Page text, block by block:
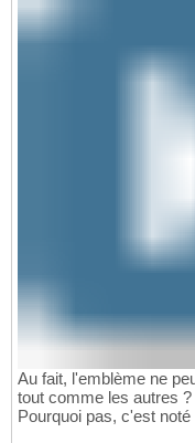
Au fait, l'emblème ne
tout comme les autres ?
Pourquoi pas, c'est noté